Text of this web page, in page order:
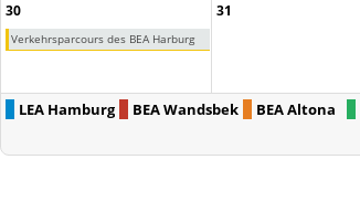
30
Verkehrsparcours des BEA Harburg
31
LEA Hamburg BEA Wandsbek BEA Altona